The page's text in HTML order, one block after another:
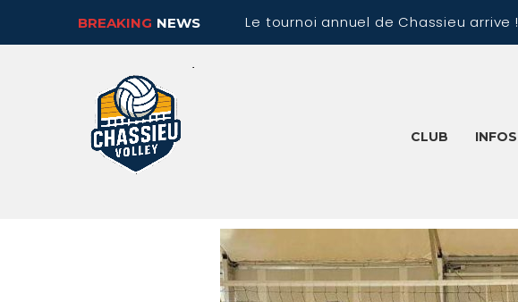
BREAKING NEWS Le tournoi annuel de Chassieu arrive !
CLUB INFOS